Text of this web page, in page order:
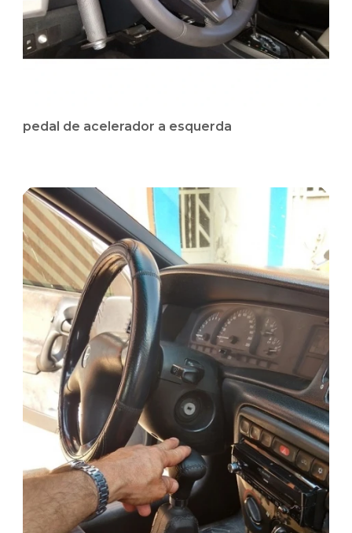
pedal de acelerador a esquerda